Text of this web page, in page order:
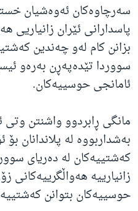
سەرچاوەکان ئەوەشیان
پاسدارانی ئێران
بزانن کام لەو چەندین
سووردا تێدەپەڕن بەرەو
ئامانجی حوسییەکان.
مانگی ڕابردوو واشنتن وتی
بەشداربووە لە پلاندانان
کەشتییەکان لە دەریای
زانیارییە
حوسییەکان بتوانن